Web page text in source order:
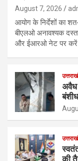
August 7, 2026
आयोग के निर्देशों का
बीएलओ अनावश्यक
और ईआरओ नेट पर करें
अवैध